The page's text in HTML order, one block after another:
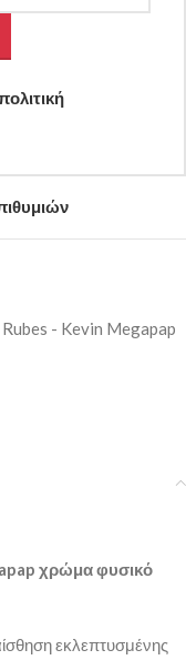
Rubes - Kevin Megapap
χρώμα φυσικό
εκλεπτυσμένης